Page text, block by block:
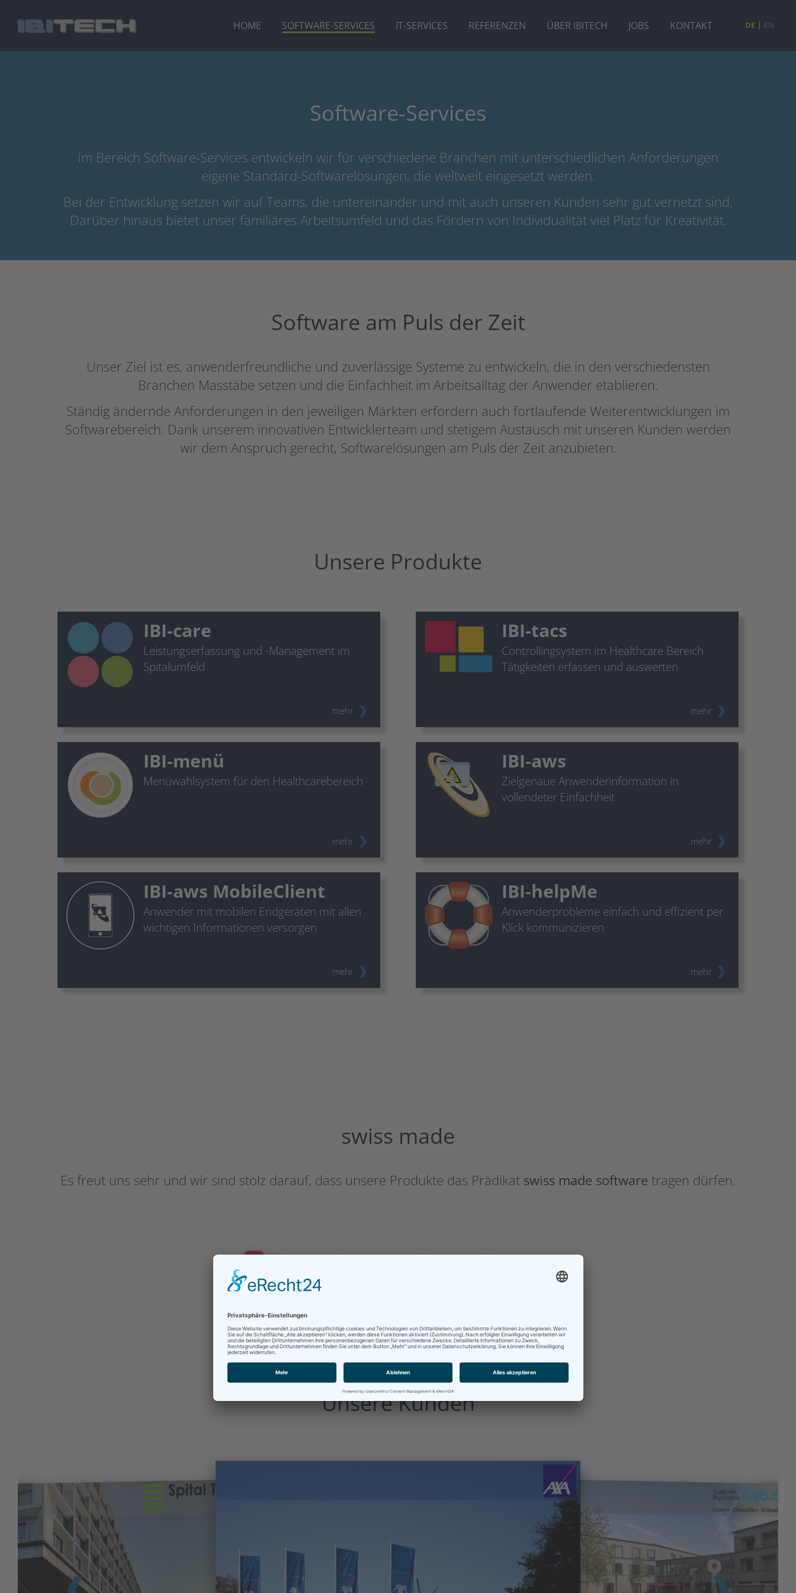
Inhalt
springen
HOME SOFTWARE-SERVICES IT-SERVICES REFERENZEN ÜBER IBITECH JOBS KONTAKT DE EN
Software-Services
Im Bereich Software-Services entwickeln wir für verschiedene Branchen mit unterschiedlichen Anforderungen
eigene Standard-Softwarelösungen, die weltweit eingesetzt werden.
Bei der Entwicklung setzen wir auf Teams, die untereinander und mit auch unseren Kunden sehr gut vernetzt sind.
Darüber hinaus bietet unser familiäres Arbeitsumfeld und das Fördern von Individualität viel Platz für Kreativität.
Software am Puls der Zeit
Unser Ziel ist es, anwenderfreundliche und zuverlässige Systeme zu entwickeln, die in den verschiedensten
Branchen Masstäbe setzen und die Einfachheit im Arbeitsalltag der Anwender etablieren.
Ständig ändernde Anforderungen in den jeweiligen Märkten erfordern auch fortlaufende Weiterentwicklungen im
Softwarebereich. Dank unserem innovativen Entwicklerteam und stetigem Austausch mit unseren Kunden werden
wir dem Anspruch gerecht, Softwarelösungen am Puls der Zeit anzubieten.
Unsere Produkte
IBI-care
Leistungserfassung und -Management im
Spitalumfeld
mehr
IBI-tacs
Controllingsystem im Healthcare Bereich
Tätigkeiten erfassen und auswerten
mehr
IBI-menü
Menüwahlsystem für den Healthcarebereich
mehr
IBI-aws
Zielgenaue Anwenderinformation in
vollendeter Einfachheit
mehr
IBI-aws MobileClient
Anwender mit mobilen Endgeräten mit allen
wichtigen Informationen versorgen
mehr
IBI-helpMe
Anwenderprobleme einfach und effizient per
Klick kommunizieren
mehr
swiss made
Es freut uns sehr und wir sind stolz darauf, dass unsere Produkte das Prädikat swiss made software tragen dürfen.
Unsere Kunden